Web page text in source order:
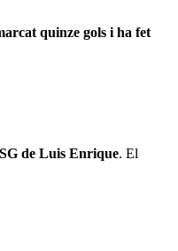
quinze gols i ha fet
de Luis Enrique. El